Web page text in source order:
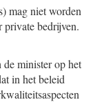
mag niet worden
private bedrijven.
minister op het
in het beleid